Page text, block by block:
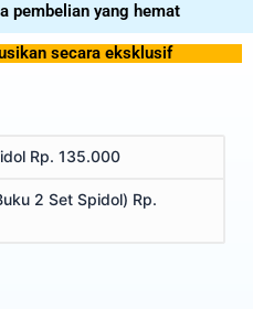
pembelian yang hemat
secara eksklusif
Rp. 135.000
2 Set Spidol) Rp.